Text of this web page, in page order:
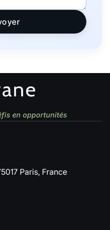
en opportunités
Paris, France